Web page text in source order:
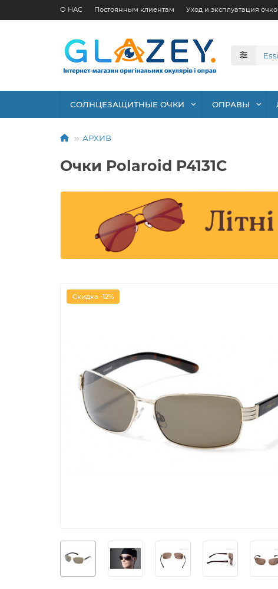
О НАС Постоянным клиентам Уход и эксплуатация
СОЛНЦЕЗАЩИТНЫЕ ОЧКИ ОПРАВЫ
АРХИВ
Очки Polaroid P4131C
Скидка -12%